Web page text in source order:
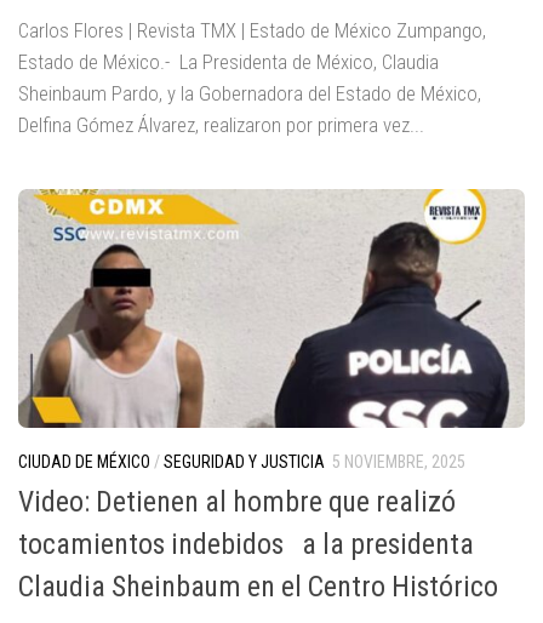
Carlos Flores | Revista TMX | Estado de México Zumpango,
Estado de México.- La Presidenta de México, Claudia
Sheinbaum Pardo, y la Gobernadora del Estado de México,
Delfina Gómez Álvarez, realizaron por primera vez...
CIUDAD DE MÉXICO /SEGURIDAD Y JUSTICIA 5 NOVIEMBRE, 2025
Video: Detienen al hombre que realizó
tocamientos indebidos a la presidenta
Claudia Sheinbaum en el Centro Histórico